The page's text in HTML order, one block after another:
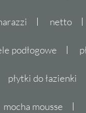
netto
podłogowe
płytki do łazienki
mocha mousse